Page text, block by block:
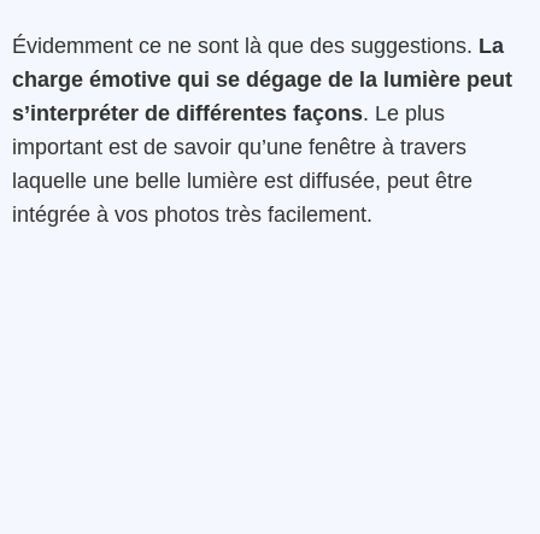
Évidemment ce ne sont là que des suggestions. La
charge émotive qui se dégage de la lumière peut
s’interpréter de différentes façons. Le plus
important est de savoir qu’une fenêtre à travers
laquelle une belle lumière est diffusée, peut être
intégrée à vos photos très facilement.